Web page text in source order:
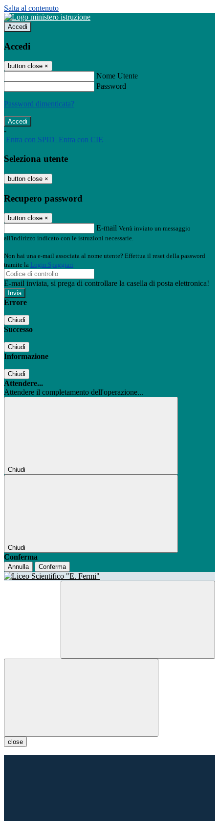
Salta al contenuto
Accedi
Accedi
button close ×
Nome Utente
Password
Password dimenticata?
-
Entra con SPID Entra con CIE
Seleziona utente
button close ×
Recupero password
button close ×
E-mail Verrà inviato un messaggio
all'indirizzo indicato con le istruzioni necessarie.
Non hai una e-mail associata al nome utente? Effettua il reset della password
tramite la Login Spaggiari
E-mail inviata, si prega di controllare la casella di posta elettronica!
Errore
Chiudi
Successo
Chiudi
Informazione
Chiudi
Attendere...
Attendere il completamento dell'operazione...
Chiudi
Chiudi
Conferma
Annulla Conferma
close